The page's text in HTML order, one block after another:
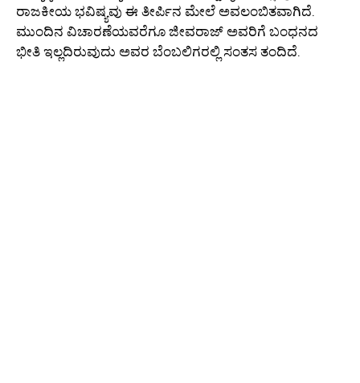
ರಾಜಕೀಯ ಭವಿಷ್ಯವು ಈ ತೀರ್ಪಿನ ಮೇಲೆ ಅವಲಂಬಿತವಾಗಿದೆ.
ಮುಂದಿನ ವಿಚಾರಣೆಯವರೆಗೂ ಜೀವರಾಜ್ ಅವರಿಗೆ ಬಂಧನದ
ಭೀತಿ ಇಲ್ಲದಿರುವುದು ಅವರ ಬೆಂಬಲಿಗರಲ್ಲಿ ಸಂತಸ ತಂದಿದೆ.